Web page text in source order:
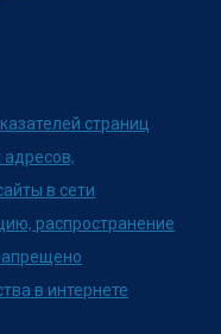
страниц
адресов,
в сети
распространение
в интернете